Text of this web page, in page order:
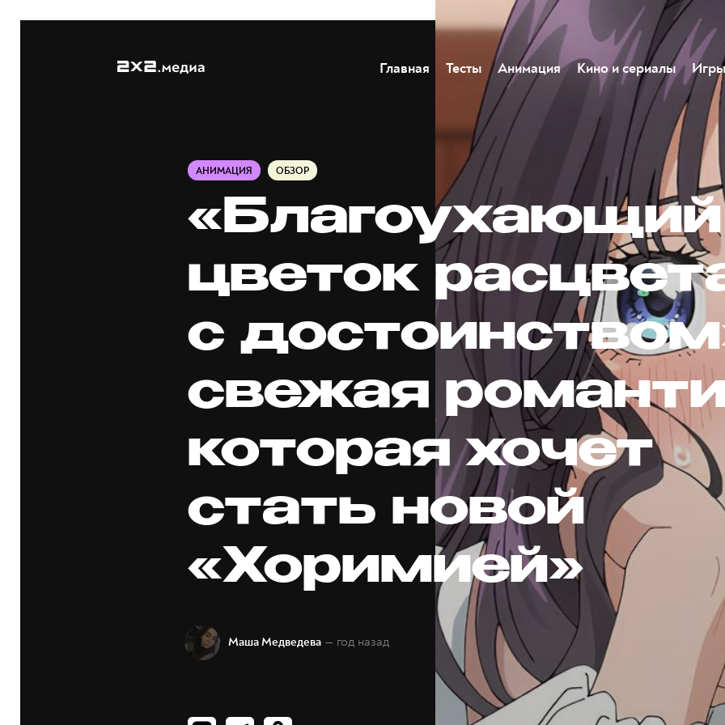
Главная Тесты Анимация Кино и сериалы Игры
АНИМАЦИЯ ОБЗОР
«Благоухающий
цветок
с
свежая
которая хочет
стать новой
«Хоримией»
Маша Медведева — год назад